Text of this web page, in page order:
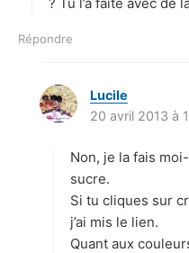
Répondre
Lucile
i
20 avril 2013 à
Non, je la fais
sucre.
Si tu cliques sur
j’ai mis le lien.
Quant aux